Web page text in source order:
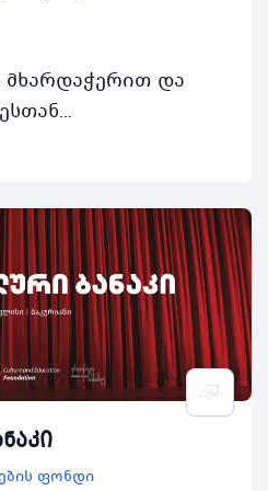
და
წლის 1218
1520
კულტურის
ფონდი